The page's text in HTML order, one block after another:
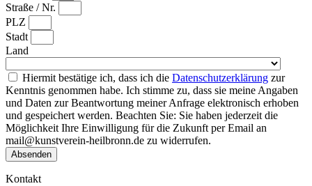
Straße / Nr.
PLZ
Stadt
Land
Hiermit bestätige ich, dass ich die Datenschutzerklärung zur
Kenntnis genommen habe. Ich stimme zu, dass sie meine Angaben
und Daten zur Beantwortung meiner Anfrage elektronisch erhoben
und gespeichert werden. Beachten Sie: Sie haben jederzeit die
Möglichkeit Ihre Einwilligung für die Zukunft per Email an
mail@kunstverein-heilbronn.de zu widerrufen.
Absenden
Kontakt